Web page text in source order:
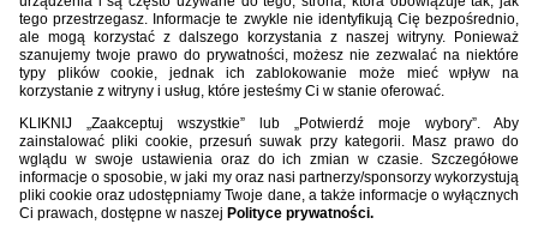
(90, 24. Karol Czubak) – 9. Robert Lewandowski, 11. Karol Świderski (62,
2. Norbert Wojtuszek).
Nigeria:23. Maduka Okoye – 2. Abdullahi Bewene, 5. Igoh Ogbu (46,
21. Calvin Bassey), 18. Emmanuel Fernandez (46, 6. Semi Ajayi), 13.
Bruno Onyemaechi (46, 3. Zaidu Sanusi) – 12. Tochukwu Nnadi (46, 14.
Rafiu Durosinmi), 4. Wilfred Ndidi, 15. Moses Simon (64, 10. Fisayo
Dele-Bashiru), 8. Frank Onyeka (46, 20. Raphael Onyedika) – 9. Terem